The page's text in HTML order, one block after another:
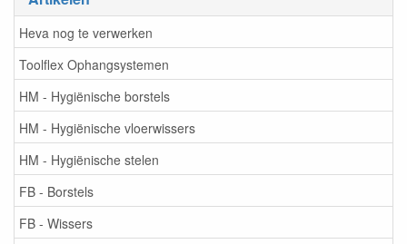
Heva nog te verwerken
Toolflex Ophangsystemen
HM - Hygiënische borstels
HM - Hygiënische vloerwissers
HM - Hygiënische stelen
FB - Borstels
FB - Wissers